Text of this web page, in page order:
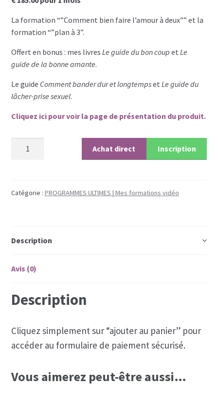
Les programmes les plus appréciés par les
hommes
Les programmes les plus appréciés par les
Cryptos
La formation “”Comment bien faire l’amour à deux”” et la
formation “”plan à 3”.
Offert en bonus : mes livres Le guide du bon coup et Le
guide de la bonne amante.
Le guide Comment bander dur et longtempset Le guide du
lâcher-prise sexuel.
Cliquez ici pour voir la page de présentation du produit.
(1
en
fois)
Inscription
Achat direct
Catégorie : PROGRAMMES ULTIMES | Mes formations vidéo
Description
Avis (0)
Description
Cliquez simplement sur “ajouter au panier” pour
accéder au formulaire de paiement sécurisé.
Vous aimerez peut-être aussi…